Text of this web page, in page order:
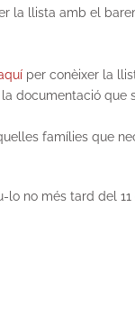
la llista amb el
per conèixer la
documentació
famílies que
no més tard del 11